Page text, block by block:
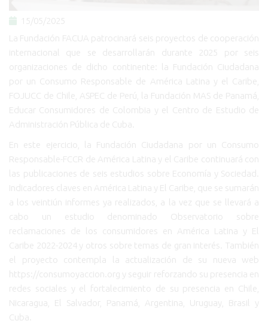
15/05/2025
La Fundación FACUA patrocinará seis proyectos de cooperación
internacional que se desarrollarán durante 2025 por seis
organizaciones de dicho continente: la Fundación Ciudadana
por un Consumo Responsable de América Latina y el Caribe,
FOJUCC de Chile, ASPEC de Perú, la Fundación MAS de Panamá,
Educar Consumidores de Colombia y el Centro de Estudio de
Administración Pública de Cuba.
En este ejercicio, la Fundación Ciudadana por un Consumo
Responsable-FCCR de América Latina y el Caribe continuará con
las publicaciones de seis estudios sobre Economía y Sociedad.
Indicadores claves en América Latina y El Caribe, que se sumarán
a los veintiún informes ya realizados, a la vez que se llevará a
cabo un estudio denominado Observatorio sobre
reclamaciones de los consumidores en América Latina y El
Caribe 2022-2024 y otros sobre temas de gran interés. También
el proyecto contempla la actualización de su nueva web
https://consumoyaccion.org y seguir reforzando su presencia en
redes sociales y el fortalecimiento de su presencia en Chile,
Nicaragua, El Salvador, Panamá, Argentina, Uruguay, Brasil y
Cuba.